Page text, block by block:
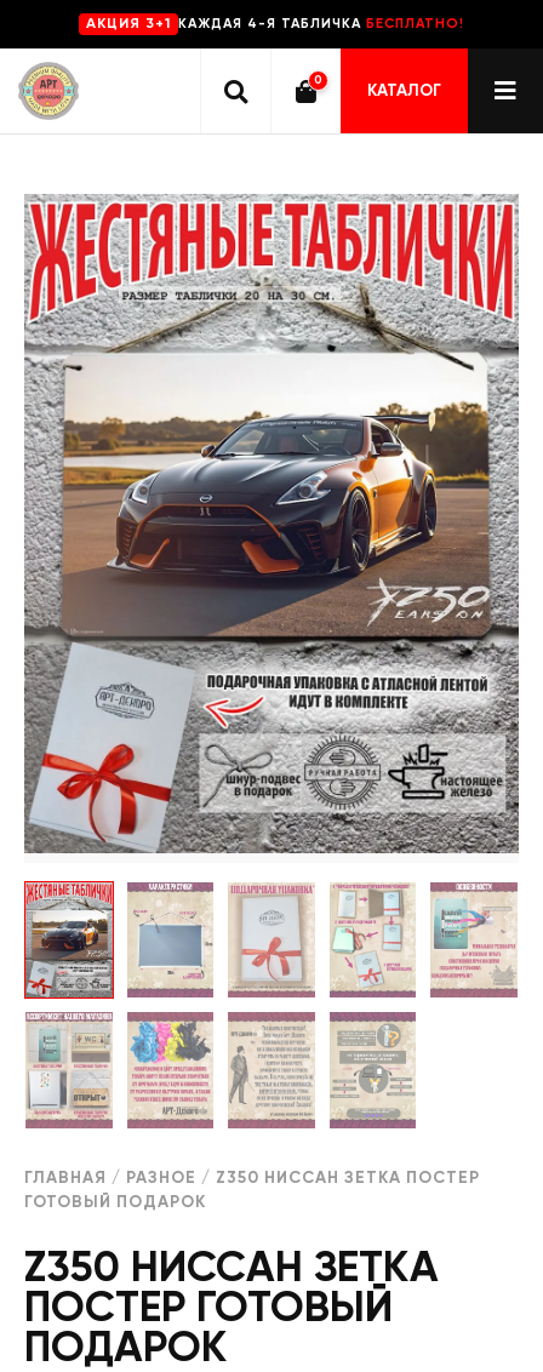
AKЦИЯ 3+1 КАЖДАЯ 4-Я ТАБЛИЧКА БЕСПЛАТНО!
0
КАТАЛОГ
ГЛАВНАЯ / РАЗНОЕ / Z350 НИССАН ЗЕТКА ПОСТЕР
ГОТОВЫЙ ПОДАРОК
Z350 НИССАН ЗЕТКА
ПОСТЕР ГОТОВЫЙ
ПОДАРОК